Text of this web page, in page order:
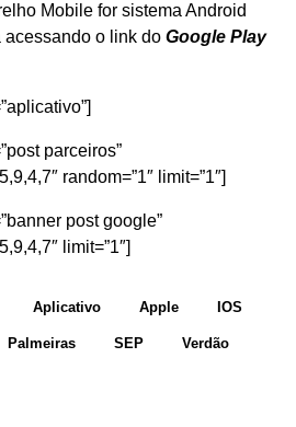
Mobile for sistema Android
acessando o link do Google Play
parceiros”
random=”1″ limit=”1″]
post google”
limit=”1″]
Aplicativo Apple IOS
Palmeiras SEP Verdão